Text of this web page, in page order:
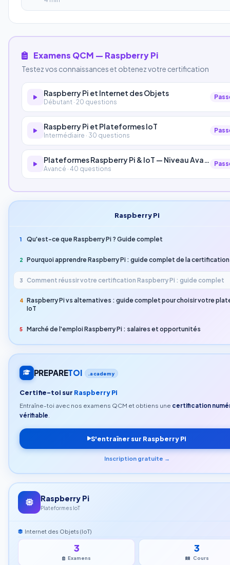
Examens QCM — Raspberry Pi
Testez vos connaissances et obtenez votre certification
Raspberry Pi et Internet des Objets
Débutant · 20 questions
Raspberry Pi et Plateformes IoT
Intermédiaire · 30 questions
Plateformes Raspberry Pi & IoT — Niveau Avancé
Avancé · 40 questions
Raspberry Pi
1 Qu'est-ce que Raspberry Pi ? Guide complet
2 Pourquoi apprendre Raspberry Pi : guide complet de la certification
3 Comment réussir votre certification Raspberry Pi : guide complet
4 Raspberry Pi vs alternatives : guide complet pour choisir votre
IoT
5 Marché de l'emploi Raspberry Pi : salaires et opportunités
PREPARETOI .academy
Certifie-toi sur Raspberry Pi
Entraîne-toi avec nos examens QCM et obtiens une certification
vérifiable
S'entraîner sur Raspberry Pi
Inscription gratuite →
Raspberry Pi
Plateformes IoT
Internet des Objets (IoT)
3
Examens
3
Cours